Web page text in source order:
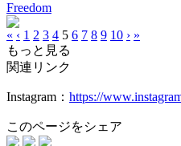
Freedom
« ‹ 1 2 3 4 5 6 7 8 9 10 › »
もっと見る
関連リンク
Instagram： https://
このページをシェア